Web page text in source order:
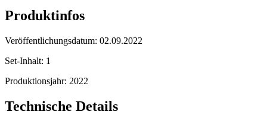
Produktinfos
Veröffentlichungsdatum: 02.09.2022
Set-Inhalt: 1
Produktionsjahr: 2022
Technische Details